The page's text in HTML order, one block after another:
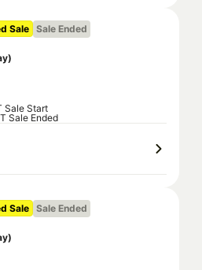
Sale Sale Ended
)
Sale Start
Sale Ended
Sale Sale Ended
)